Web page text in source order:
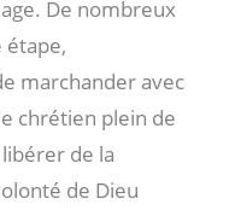
De nombreux
étape,
marchander avec
chrétien plein de
de la
de Dieu